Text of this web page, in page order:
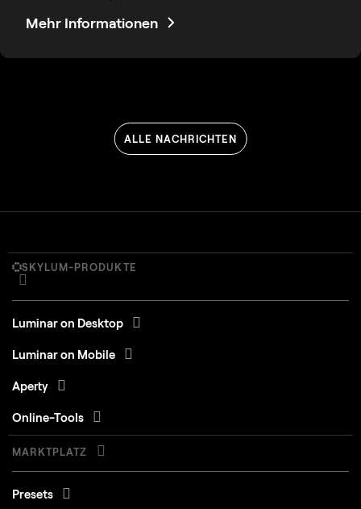
ALLE NACHRICHTEN
Mehr Informationen
SKYLUM-PRODUKTE
Luminar on Desktop
Luminar on Mobile
Aperty
Online-Tools
MARKTPLATZ
Presets